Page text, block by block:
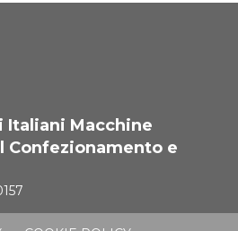
Italiani Macchine
e